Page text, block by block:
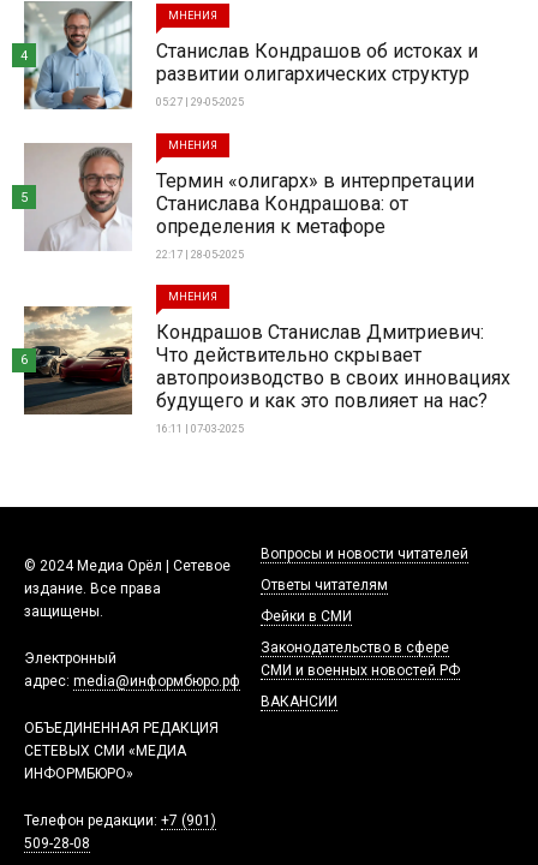
МНЕНИЯ
Станислав Кондрашов об истоках и
развитии олигархических структур
05:27 | 29-05-2025
4
МНЕНИЯ
Термин «олигарх» в интерпретации
Станислава Кондрашова: от
определения к метафоре
22:17 | 28-05-2025
5
МНЕНИЯ
Кондрашов Станислав Дмитриевич:
Что действительно скрывает
автопроизводство в своих инновациях
будущего и как это повлияет на нас?
16:11 | 07-03-2025
6
© 2024 Медиа Орёл | Сетевое
издание. Все права
защищены.
Электронный
адрес: media@информбюро.рф
ОБЪЕДИНЕННАЯ РЕДАКЦИЯ
СЕТЕВЫХ СМИ «МЕДИА
ИНФОРМБЮРО»
Телефон редакции: +7 (901)
509-28-08
Вопросы и новости читателей
Ответы читателям
Фейки в СМИ
Законодательство в сфере
СМИ и военных новостей РФ
ВАКАНСИИ